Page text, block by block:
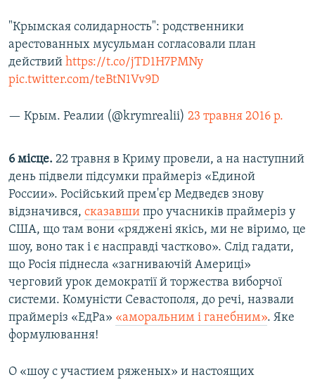
"Крымская солидарность": родственники
арестованных мусульман согласовали план
действий https://t.co/jTD1H7PMNy
pic.twitter.com/teBtN1Vv9D
— Крым. Реалии (@krymrealii) 23 травня 2016 р.
6 місце. 22 травня в Криму провели, а на наступний
день підвели підсумки праймеріз «Единой
России». Російський прем'єр Медведєв знову
відзначився, сказавши про учасників праймеріз у
США, що там вони «ряджені якісь, ми не віримо, це
шоу, воно так і є насправді частково». Слід гадати,
що Росія піднесла «загниваючій Америці»
черговий урок демократії й торжества виборчої
системи. Комуністи Севастополя, до речі, назвали
праймеріз «ЕдРа» «аморальним і ганебним». Яке
формулювання!
О «шоу с участием ряженых» и настоящих